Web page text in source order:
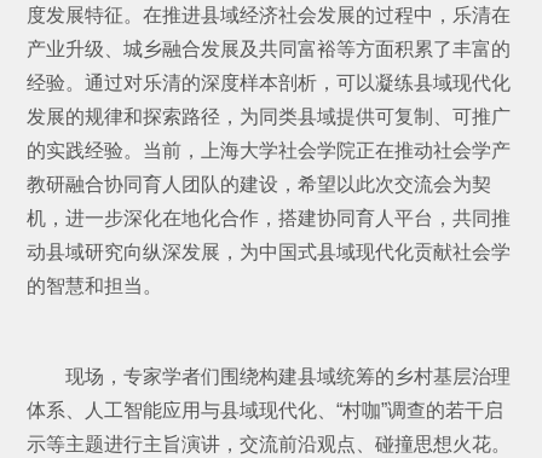
度发展特征。在推进县域经济社会发展的过程中，乐清在
产业升级、城乡融合发展及共同富裕等方面积累了丰富的
经验。通过对乐清的深度样本剖析，可以凝练县域现代化
发展的规律和探索路径，为同类县域提供可复制、可推广
的实践经验。当前，上海大学社会学院正在推动社会学产
教研融合协同育人团队的建设，希望以此次交流会为契
机，进一步深化在地化合作，搭建协同育人平台，共同推
动县域研究向纵深发展，为中国式县域现代化贡献社会学
的智慧和担当。
现场，专家学者们围绕构建县域统筹的乡村基层治理
体系、人工智能应用与县域现代化、“村咖”调查的若干启
示等主题进行主旨演讲，交流前沿观点、碰撞思想火花。